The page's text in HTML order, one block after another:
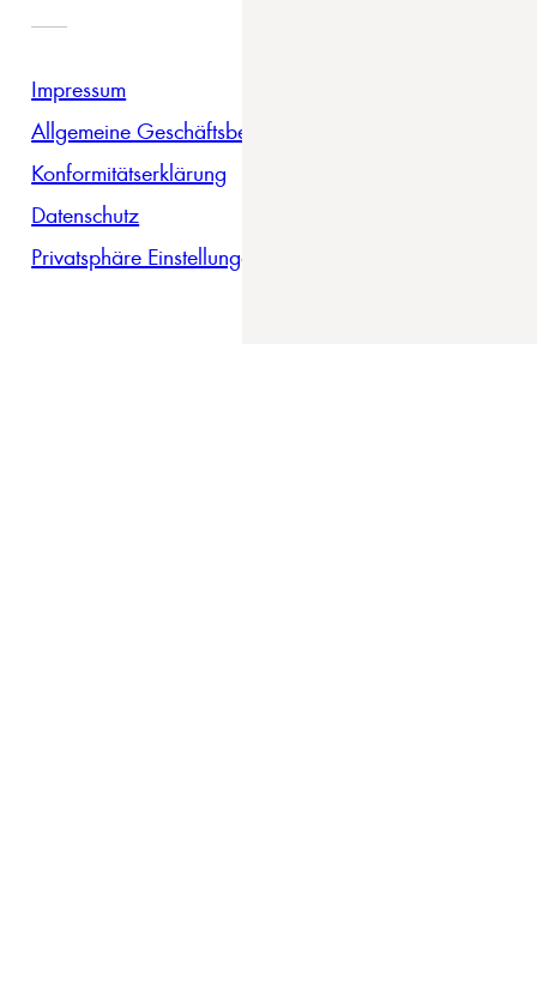
Impressum
Allgemeine Geschäftsbedingungen
Konformitätserklärung
Datenschutz
Privatsphäre Einstellungen